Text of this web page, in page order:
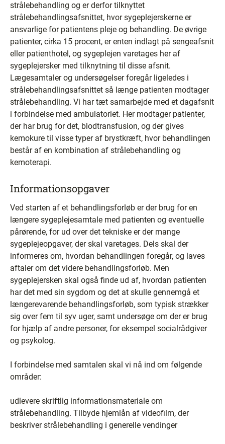
strålebehandling og er derfor tilknyttet
strålebehandlingsafsnittet, hvor sygeplejerskerne er
ansvarlige for patientens pleje og behandling. De øvrige
patienter, cirka 15 procent, er enten indlagt på sengeafsnit
eller patienthotel, og sygeplejen varetages her af
sygeplejersker med tilknytning til disse afsnit.
Lægesamtaler og undersøgelser foregår ligeledes i
strålebehandlingsafsnittet så længe patienten modtager
strålebehandling. Vi har tæt samarbejde med et dagafsnit
i forbindelse med ambulatoriet. Her modtager patienter,
der har brug for det, blodtransfusion, og der gives
kemokure til visse typer af brystkræft, hvor behandlingen
består af en kombination af strålebehandling og
kemoterapi.
Informationsopgaver
Ved starten af et behandlingsforløb er der brug for en
længere sygeplejesamtale med patienten og eventuelle
pårørende, for ud over det tekniske er der mange
sygeplejeopgaver, der skal varetages. Dels skal der
informeres om, hvordan behandlingen foregår, og laves
aftaler om det videre behandlingsforløb. Men
sygeplejersken skal også finde ud af, hvordan patienten
har det med sin sygdom og det at skulle gennemgå et
længerevarende behandlingsforløb, som typisk strækker
sig over fem til syv uger, samt undersøge om der er brug
for hjælp af andre personer, for eksempel socialrådgiver
og psykolog.
I forbindelse med samtalen skal vi nå ind om følgende
områder:
udlevere skriftlig informationsmateriale om
strålebehandling. Tilbyde hjemlån af videofilm, der
beskriver strålebehandling i generelle vendinger